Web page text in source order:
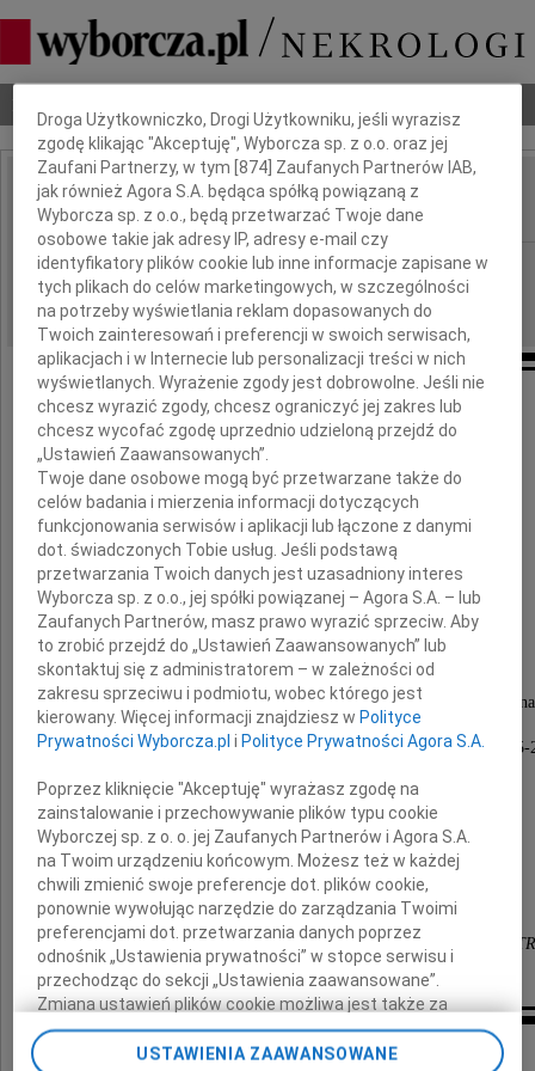
IMIĘ I NAZWISKO: Jan Dudek
REGION: Warszawa
DATA EMISJI: 16.06.2026
Z głębokim żalem żegnamy
dr n. med.
Jana Dudka
znakomitego lekarza, dydaktyka i działacza samorządu
Przewodniczącego Oddziału Mazowieckiego
Polskiego Towarzystwa Rehabilitacji w latach
Rodzinie i Bliskim
składają wyrazy współczucia
Członkowie i Zarząd Oddziału Mazowieckiego
Inne kondolencje
Dbamy o Twoją prywatność
Droga Użytkowniczko, Drogi Użytkowniku, jeśli wyrazisz
zgodę klikając "Akceptuję", Wyborcza sp. z o.o. oraz jej
Zaufani Partnerzy, w tym [874 ] Zaufanych Partnerów IAB,
jak również Agora S.A. będąca spółką powiązaną z
Wyborcza sp. z o.o., będą przetwarzać Twoje dane
osobowe takie jak adresy IP, adresy e-mail czy
identyfikatory plików cookie lub inne informacje zapisane w
tych plikach do celów marketingowych, w szczególności
na potrzeby wyświetlania reklam dopasowanych do
Twoich zainteresowań i preferencji w swoich serwisach,
aplikacjach i w Internecie lub personalizacji treści w nich
wyświetlanych. Wyrażenie zgody jest dobrowolne. Jeśli nie
chcesz wyrazić zgody, chcesz ograniczyć jej zakres lub
chcesz wycofać zgodę uprzednio udzieloną przejdź do
„Ustawień Zaawansowanych”.
Twoje dane osobowe mogą być przetwarzane także do
celów badania i mierzenia informacji dotyczących
funkcjonowania serwisów i aplikacji lub łączone z danymi
dot. świadczonych Tobie usług. Jeśli podstawą
przetwarzania Twoich danych jest uzasadniony interes
Wyborcza sp. z o.o., jej spółki powiązanej – Agora S.A. – lub
Zaufanych Partnerów, masz prawo wyrazić sprzeciw. Aby
to zrobić przejdź do „Ustawień Zaawansowanych” lub
skontaktuj się z administratorem – w zależności od
zakresu sprzeciwu i podmiotu, wobec którego jest
kierowany. Więcej informacji znajdziesz w Polityce
Prywatności Wyborcza.pl i Polityce Prywatności Agora S.A.
Poprzez kliknięcie "Akceptuję" wyrażasz zgodę na
zainstalowanie i przechowywanie plików typu cookie
Wyborczej sp. z o. o. jej Zaufanych Partnerów i Agora S.A.
na Twoim urządzeniu końcowym. Możesz też w każdej
chwili zmienić swoje preferencje dot. plików cookie,
ponownie wywołując narzędzie do zarządzania Twoimi
preferencjami dot. przetwarzania danych poprzez
odnośnik „Ustawienia prywatności” w stopce serwisu i
przechodząc do sekcji „Ustawienia zaawansowane”.
Zmiana ustawień plików cookie możliwa jest także za
pomocą ustawień przeglądarki.
USTAWIENIA ZAAWANSOWANE